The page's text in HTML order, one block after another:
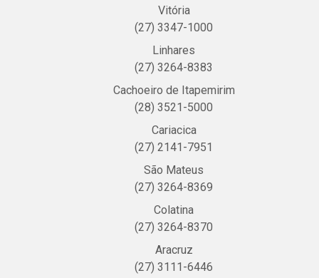
Vitória
(27) 3347-1000
Linhares
(27) 3264-8383
Cachoeiro de Itapemirim
(28) 3521-5000
Cariacica
(27) 2141-7951
São Mateus
(27) 3264-8369
Colatina
(27) 3264-8370
Aracruz
(27) 3111-6446